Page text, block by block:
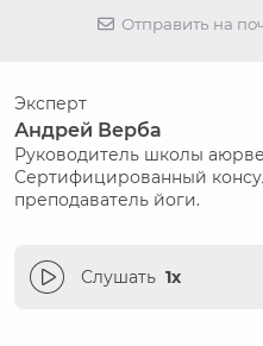
Отправить на
Эксперт
Андрей Верба
Руководитель школы
Сертифицированный
преподаватель йоги.
Слушать 1x